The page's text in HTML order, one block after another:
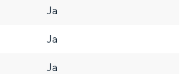
Ja
Ja
Ja